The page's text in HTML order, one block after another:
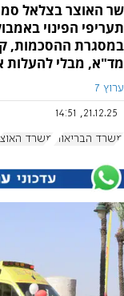
שר האוצר בצלאל
תעריפי הפינוי
במסגרת ההסכמות,
מד"א, מבלי להעלות
ערוץ 7
21.12.25, 14:51
משרד הבריאות משרד